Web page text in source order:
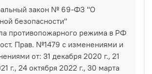
закон № 69-ФЗ "О
безопасности"
противопожарного режима в РФ
Прав. №1479 с изменениями и
от: 31 декабря 2020 г., 21
г., 24 октября 2022 г., 30 марта